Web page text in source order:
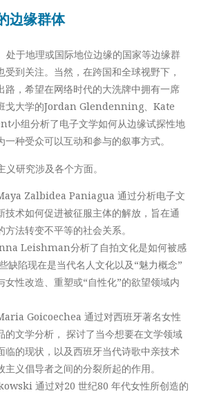
边缘群体
处于地理或国际地位边缘的国家等边缘群
到关注。当然，在跨国和全球视野下，
路，希望在网络时代的大洗牌中拥有一席
戈大学的Jordan Glendenning、Kate
组分析了电子文学如何从边缘试探性地
种受众可以互动和参与的叙事方式。
研究涉及各个方面。
Zalbidea Paniagua 通过分析电子文
技术如何促进被征服主体的解放，旨在通
法转变不平等的社会关系。
Leishman分析了自拍文化是如何被感
缺陷现在是当代名人文化以及“魅力概念”
女性改造、重塑或“自性化”的欲望领域内
Goicoechea 通过对西班牙著名女性
的文学分析， 探讨了当今想要在文学领域
临的现状，以及西班牙当代诗歌中亲技术
义倡导者之间的分裂所起的作用。
通过对20 世纪80 年代女性所创造的